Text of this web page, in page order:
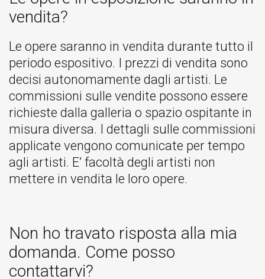
vendita?
Le opere saranno in vendita durante tutto il
periodo espositivo. I prezzi di vendita sono
decisi autonomamente dagli artisti. Le
commissioni sulle vendite possono essere
richieste dalla galleria o spazio ospitante in
misura diversa. I dettagli sulle commissioni
applicate vengono comunicate per tempo
agli artisti. E’ facoltà degli artisti non
mettere in vendita le loro opere.
Non ho travato risposta alla mia
domanda. Come posso
contattarvi?